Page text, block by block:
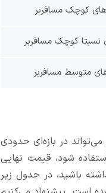
کوچک مسافربر
نسبتا کوچک مسافربر
متوسط مسافربر
می‌تواند در بازه‌ای حدودی
استفاده شود، قیمت نهایی
باشید، در جدول زیر